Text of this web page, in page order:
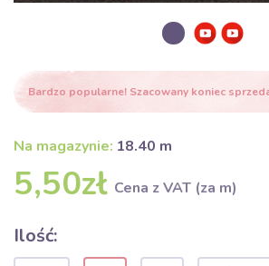
Bardzo popularne! Szacowany koniec
Na magazynie: 18.40 m
5,50zł Cena z VAT (za m)
Ilość: